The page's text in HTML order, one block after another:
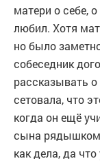
матери о себе,
любил. Хотя
но было
собеседник
рассказывать
сетовала, что
когда он ещё
сына рядышком
как дела, да